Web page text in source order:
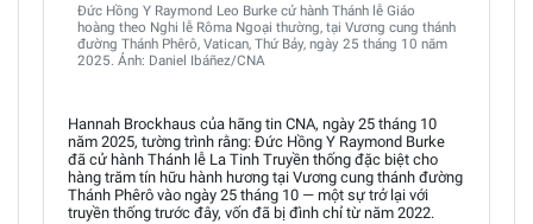
Đức Hồng Y Raymond Leo Burke cử hành Thánh lễ Giáo
hoàng theo Nghi lễ Rôma Ngoại thường, tại Vương cung thánh
đường Thánh Phêrô, Vatican, Thứ Bảy, ngày 25 tháng 10 năm
2025. Ảnh: Daniel Ibáñez/CNA
Hannah Brockhaus của hãng tin CNA, ngày 25 tháng 10
năm 2025, tường trình rằng: Đức Hồng Y Raymond Burke
đã cử hành Thánh lễ La Tinh Truyền thống đặc biệt cho
hàng trăm tín hữu hành hương tại Vương cung thánh đường
Thánh Phêrô vào ngày 25 tháng 10 — một sự trở lại với
truyền thống trước đây, vốn đã bị đình chỉ từ năm 2022.